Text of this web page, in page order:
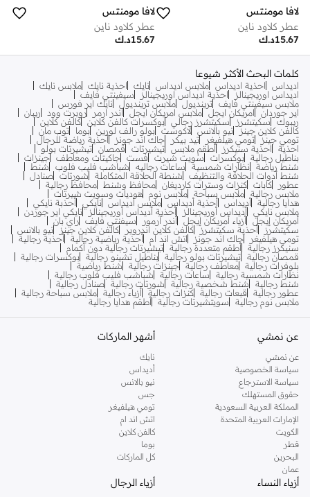
لافا مومنتس
عطر كلاود ناين
د.ك15.67
لافا مومنتس
عطر كلاود ناين
د.ك15.67
كلمات البحث الأكثر شيوعا
اديداس احذية اديداس ملابس اديداس نايك احذية نايك ملابس نايك
اديداس اوريجينالز
احذية اديداس اوريجينالز
سيفينتي فايف
ملابس سيفينتي فايف ترينديول ملابس ترينديول نايك اير فورس
اير جوردان
امريكان ايجل ملابس امريكان ايجل اندر ارمر روبرت وود
ريبان
ريبوك
سكيتشرز سكيتشرز رجالي بوكسرات كالفن كلاين كالفن كلاين
كالفن كلاين جينز نيو بالانس لاكوست بولو رالف لورين بوما
توب مان
تومي جينز تومي هيلفيغر تيد بيكر جاك اند جونز
أحذية رياضة للرجال
احذية
احذية سنيكرز أطقم ملابس تيشيرتات قمصان تيشيرتات بولو
بناطيل رجالية بوكسرات سويت شيرت فست جاكيتات ومعاطف جينزات
شنط رياضة نظارات شمسية ساعات رجاليه شباشب فليب فلوب
شنط
شنط أدوات الحلاقة والتنظيف
شنطة الحلاقة المتكاملة شورتات صنادل
عطور
كابات كنزات وسترات كارديغان محافظ وشنط
محافظ رجالية
ملابس رجالية ملابس سباحة ملابس نوم
هوديات وسويت شيرتات
هدايا رجالية أديداس أحذية أديداس ملابس أديداس نايكي أحذبة نايكي
ملابس نايكي أديداس أوريجينالز أحذية أديداس أوريجينالز
نايكي اير جوردن
أمريكان إيجل أزياء أمريكان إيجل أندر آرمور سيفنتي فايف راي بان
سكيتشرز
أحذية سكيتشرز كالفن كلاين اندروير كالفن كلاين جينز
نيو بالانس
تومي هيلفيغر
جاك اند جونز اتش اند ام أحذية رياضية رجالية أحذية رجالية
سنيكرز رجالية أطقم متعددة رجالية تيشيرتات رجالية دون أكمام
قمصان رجالية تيشيرتات بولو رجالية بناطيل تشينو رجالية بوكسرات رجالية
بلوفرات رجالية معاطف رجالية جينزات رجالية
شنط رياضية
نظارات شمسية رجالية
ساعات رجالية
شباشب فليب فلوب رجالية
شنط رجالية
شنط شخصية رجالية شورتات رجالية صنادل رجالية
عطور رجالية
قبعات رجالية كنزات رجالية أزياء رجالية ملابس سباحة رجالية
ملابس نوم رجالية
سويتشيرتات رجالية أطقم هدايا رجالية
عن نمشي
عن نمشي
سياسة الخصوصية
سياسة الاسترجاع
حقوق المستهلك
المملكة العربية السعودية
الإمارات العربية المتحدة
الكويت
قطر
البحرين
عمان
أشهر الماركات
نايك
أديداس
نيو بالانس
جس
تومي هيلفيغر
اتش اند ام
كالفن كلاين
بوما
كل الماركات
أزياء النساء أزياء الرجال